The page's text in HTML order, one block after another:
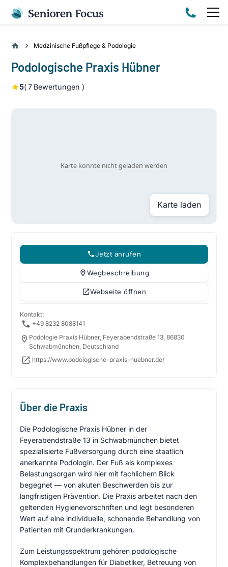
Medzinische Fußpflege & Podologie
Podologische Praxis Hübner
5(7 Bewertungen )
Karte laden
Jetzt anrufen
Wegbeschreibung
Webseite öffnen
Kontakt:
+49 8232 8088141
Podologie Praxis Hübner, Feyerabendstraße 13, 86830
Schwabmünchen, Deutschland
https://www.podologische-praxis-huebner.de/
Über die Praxis
Die Podologische Praxis Hübner in der
Feyerabendstraße 13 in Schwabmünchen bietet
spezialisierte Fußversorgung durch eine staatlich
anerkannte Podologin. Der Fuß als komplexes
Belastungsorgan wird hier mit fachlichem Blick
begegnet — von akuten Beschwerden bis zur
langfristigen Prävention. Die Praxis arbeitet nach den
geltenden Hygienevorschriften und legt besonderen
Wert auf eine individuelle, schonende Behandlung von
Patienten mit Grunderkrankungen.
Zum Leistungsspektrum gehören podologische
Komplexbehandlungen für Diabetiker, Betreuung von